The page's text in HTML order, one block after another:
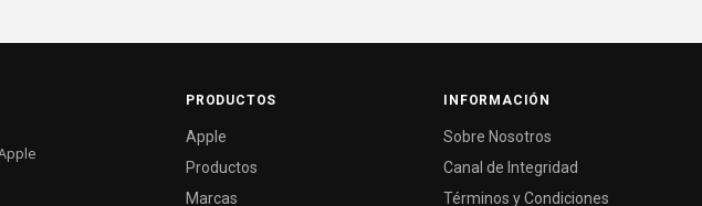
PRODUCTOS
Apple
Productos
Marcas
INFORMACIÓN
Sobre Nosotros
Canal de Integridad
Términos y Condiciones